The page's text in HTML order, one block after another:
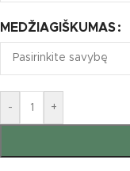
MEDŽIAGIŠKUMAS
- +